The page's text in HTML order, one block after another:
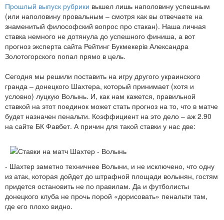
Прошлый выпуск рубрики вышел лишь наполовину успешным
(или наполовину провальным – смотря как вы отвечаете на
знаменитый философский вопрос про стакан). Наша личная
ставка немного не дотянула до успешного финиша, а вот
прогноз эксперта сайта Рейтинг Букмекерів Александра
Золотогорского попал прямо в цель.
Сегодня мы решили поставить на игру другого украинского
гранда – донецкого Шахтера, который принимает (хотя и
условно) луцкую Волынь. И, как нам кажется, правильной
ставкой на этот поединок может стать прогноз на то, что в матче
будет назначен пенальти. Коэффициент на это дело – аж 2.90
на сайте БК Фавбет. А причин для такой ставки у нас две:
- Шахтер заметно техничнее Волыни, и не исключено, что одну
из атак, которая дойдет до штрафной площади волынян, гостям
придется остановить не по правилам. Да и футболисты
донецкого клуба не прочь порой «дорисовать» пенальти там,
где его плохо видно.